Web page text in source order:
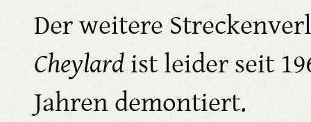
Der weitere
Cheylardist leider seit
Jahren demontiert.